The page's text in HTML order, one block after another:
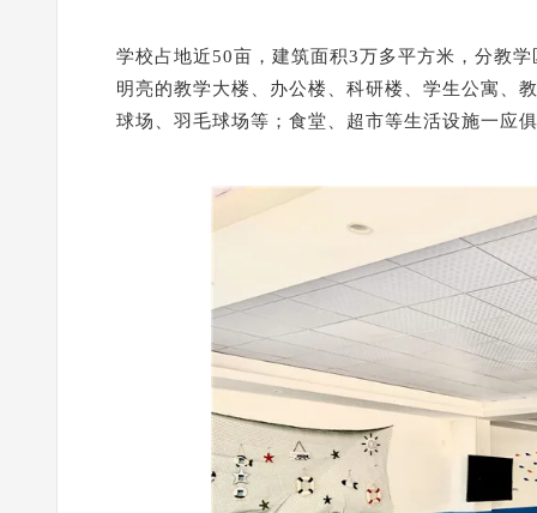
学校占地近50亩，建筑面积3万多平方米，分教
明亮的教学大楼、办公楼、科研楼、学生公寓、
球场、羽毛球场等；食堂、超市等生活设施一应